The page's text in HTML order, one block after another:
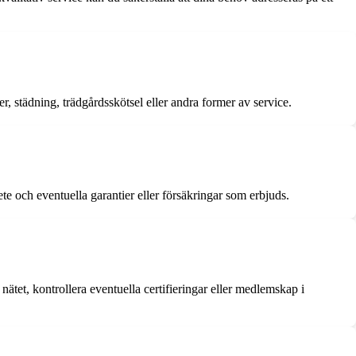
städning, trädgårdsskötsel eller andra former av service.
och eventuella garantier eller försäkringar som erbjuds.
kontrollera eventuella certifieringar eller medlemskap i